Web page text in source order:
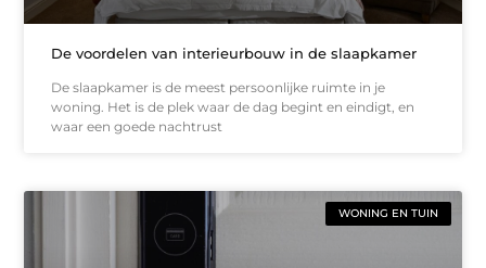
De voordelen van interieurbouw in de slaapkamer
De slaapkamer is de meest persoonlijke ruimte in je
woning. Het is de plek waar de dag begint en eindigt, en
waar een goede nachtrust
WONING EN TUIN